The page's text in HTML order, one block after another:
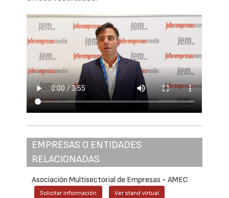
EMPRESAS O ENTIDADES
RELACIONADAS
Asociación Multisectorial de Empresas - AMEC
Solicitar información Ver stand virtual